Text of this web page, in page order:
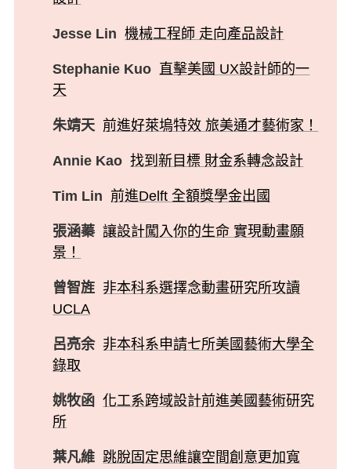
Jesse Lin 機械工程師 走向產品設計
Stephanie Kuo 直擊美國 UX設計師的一
天
朱靖天 前進好萊塢特效 旅美通才藝術家！
Annie Kao 找到新目標 財金系轉念設計
Tim Lin 前進Delft 全額獎學金出國
張涵蓁 讓設計闖入你的生命 實現動畫願
景！
曾智旌 非本科系選擇念動畫研究所攻讀
UCLA
呂亮余 非本科系申請七所美國藝術大學全
錄取
姚牧函 化工系跨域設計前進美國藝術研究
所
葉凡維 跳脫固定思維讓空間創意更加寬